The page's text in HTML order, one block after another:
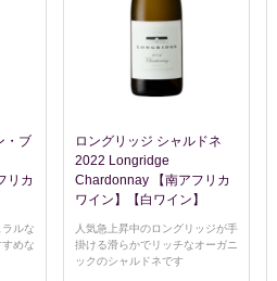
・ブ
リカ
ルな
めな
ロングリッジ シャルドネ
2022 Longridge
Chardonnay 【南アフリカ
ワイン】【白ワイン】
人気急上昇中のロングリッジが手
掛ける滑らかでリッチなオーガニ
ックのシャルドネです